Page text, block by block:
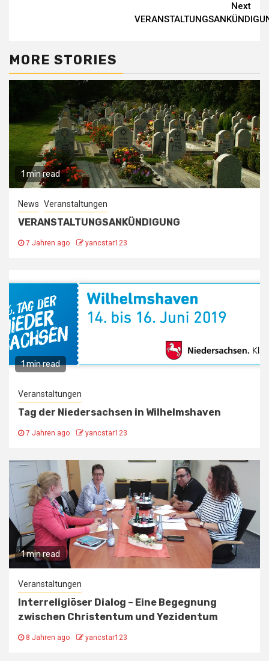
Next
MORE STORIES
1 min read
News Veranstaltungen
VERANSTALTUNGSANKÜNDIGUNG
7 Jahren ago yancstar123
1 min read
Veranstaltungen
Tag der Niedersachsen in Wilhelmshaven
7 Jahren ago yancstar123
1 min read
Veranstaltungen
Interreligiöser Dialog – Eine Begegnung
zwischen Christentum und Yezidentum
8 Jahren ago yancstar123